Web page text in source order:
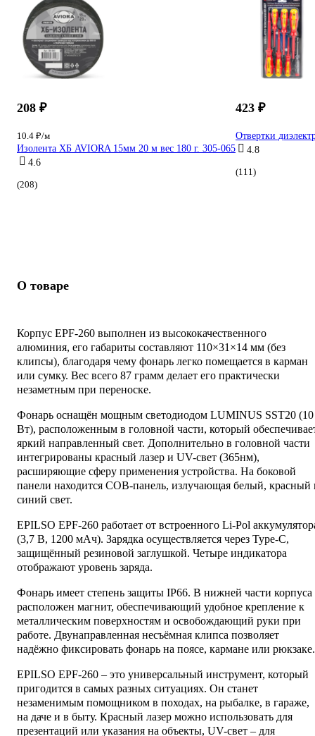
208 ₽
10.4 ₽/м
Изолента ХБ AVIORA 15мм 20 м вес 180 г. 305-065
4.6
(208)
423 ₽
Отвертки
4.8
(111)
О товаре
Корпус EPF-260 выполнен из высококачественного
алюминия, его габариты составляют 110×31×14 мм (без
клипсы), благодаря чему фонарь легко помещается в карман
или сумку. Вес всего 87 грамм делает его практически
незаметным при переноске.
Фонарь оснащён мощным светодиодом LUMINUS SST20 (10
Вт), расположенным в головной части, который
яркий направленный свет. Дополнительно в головной части
интегрированы красный лазер и UV-свет (365нм),
расширяющие сферу применения устройства. На боковой
панели находится COB-панель, излучающая белый, красный
синий свет.
EPILSO EPF-260 работает от встроенного Li-Pol
(3,7 В, 1200 мАч). Зарядка осуществляется через Type-C,
защищённый резиновой заглушкой. Четыре индикатора
отображают уровень заряда.
Фонарь имеет степень защиты IP66. В нижней части корпуса
расположен магнит, обеспечивающий удобное крепление к
металлическим поверхностям и освобождающий руки при
работе. Двунаправленная несъёмная клипса позволяет
надёжно фиксировать фонарь на поясе, кармане или рюкзаке.
EPILSO EPF-260 – это универсальный инструмент, который
пригодится в самых разных ситуациях. Он станет
незаменимым помощником в походах, на рыбалке, в гараже,
на даче и в быту. Красный лазер можно использовать для
презентаций или указания на объекты, UV-свет – для